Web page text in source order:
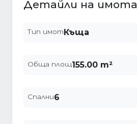
Детайли на имота
Тип имотКъща
Обща площ155.00 m²
Спални6